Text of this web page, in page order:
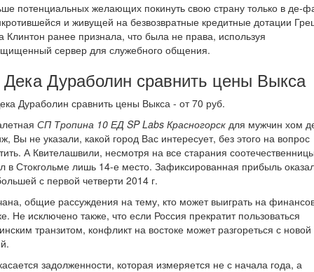
потенциальных желающих покинуть свою страну только в де-
и живущей на безвозвратные кредитные дотации
Клинтон ранее признала, что была не права, используя
сервер для служебного общения.
Дураболин сравнить цены Выкса
Дураболин сравнить цены Выкса - от 70 руб.
СП Тропина 10 ЕД SP Labs Красногорск для мужчин хом
Вы не указали, какой город Вас интересует, без этого на вопрос
А Квителашвили, несмотря на все старания
в Стокгольме лишь 14-е место. Зафиксированная прибыль
с первой четверти 2014 г.
общие рассуждения на тему, кто может выиграть на
Не исключено также, что если Россия прекратит пользоваться
транзитом, конфликт на востоке может разгореться с новой
задолженности, которая измеряется не с начала года, а